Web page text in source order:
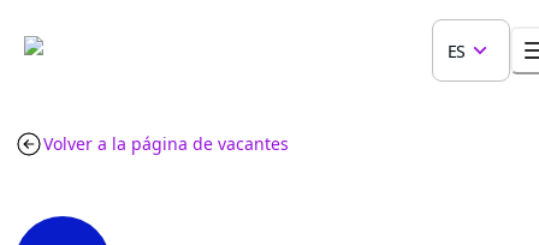
ES
Volver a la página de vacantes